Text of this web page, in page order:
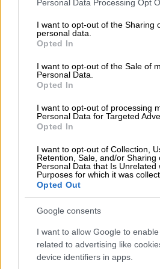
not limited to your visit or usage
grant or deny consent to Google
use your data for below specified
consent section.
Personal Data Processing Opt
I want to opt-out of the Sharing
personal data.
Opted In
I want to opt-out of the Sale of
Personal Data.
Opted In
I want to opt-out of processing
Personal Data for Targeted
Opted In
I want to opt-out of Collection,
Retention, Sale, and/or Sharing
Personal Data that Is Unrelated
Purposes for which it was
Opted Out
Google consents
I want to allow Google to
related to advertising like
device identifiers in apps.
Εκδόθηκε επίσης την
Πρωτοχρονιάς και η
ΑΣΕΠγια την πρόσληψη,
διαγωνισμού, μόνιμων
Κυκλοφορίας στην
Αεροπορίας
Μεταφορών.
ΑΣΕΠαφορά στην
θέσεων μόνιμου
Πανεπιστημιακής
Ελεγκτών Εναέριας
18 αεροδρόμιατης χώρας.
Οι αιτήσεις στην 2Γ/2024
Δευτέρα 13 Ιανουαρίου